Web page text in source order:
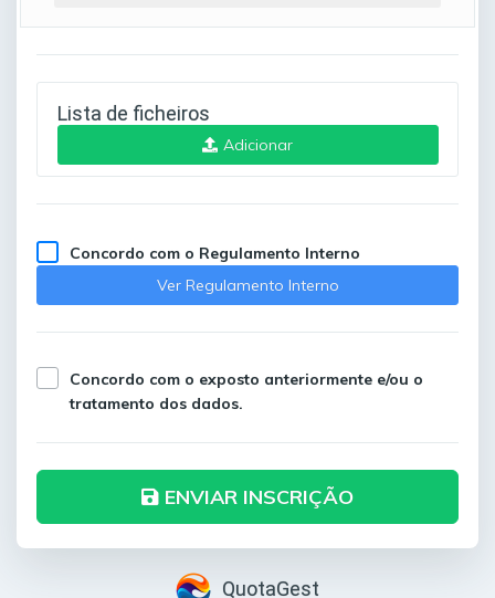
Lista de ficheiros
Adicionar
Concordo com o Regulamento Interno
Ver Regulamento Interno
Concordo com o exposto anteriormente e/ou o
tratamento dos dados.
ENVIAR INSCRIÇÃO
QuotaGest